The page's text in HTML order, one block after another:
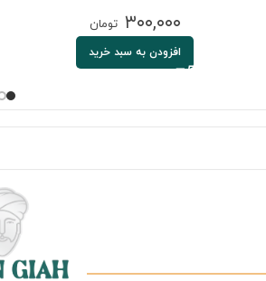
۳۰۰,۰۰۰ تومان
افزودن به سبد خرید